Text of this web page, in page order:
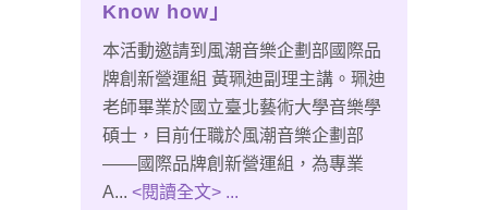
Know how」
本活動邀請到風潮音樂企劃部國際品
牌創新營運組 黃珮迪副理主講。珮迪
老師畢業於國立臺北藝術大學音樂學
碩士，目前任職於風潮音樂企劃部
——國際品牌創新營運組，為專業
A... <閱讀全文> ...